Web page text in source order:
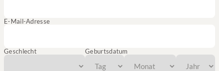
E-Mail-Adresse
Geschlecht Geburtsdatum